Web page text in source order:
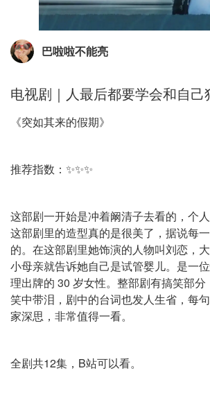
巴啦啦不能亮
电视剧｜人最后都要学会和自己
《突如其来的假期》
推荐指数：✨✨✨
这部剧一开始是冲着阚清子去看的，个
这部剧里的造型真的是很美了，据说每
的。在这部剧里她饰演的人物叫刘恋，
小母亲就告诉她自己是试管婴儿。是一
理出牌的 30 岁女性。整部剧有搞笑部分
笑中带泪，剧中的台词也发人生省，每
家深思，非常值得一看。
全剧共12集，B站可以看。